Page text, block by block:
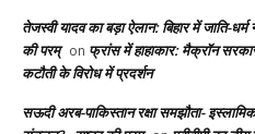
तेजस्वी यादव का बड़ा ऐलान: बिहार में जाति-धर्म
की परम् on फ्रांस में हाहाकार: मैक्रॉन
कटौती के विरोध में प्रदर्शन
सऊदी अरब-पाकिस्तान रक्षा समझौता-